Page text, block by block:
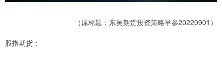
（原标题：东吴期货投资策略早参20220901）
股指期货：